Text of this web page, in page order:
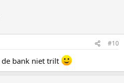
#10
bank niet trilt